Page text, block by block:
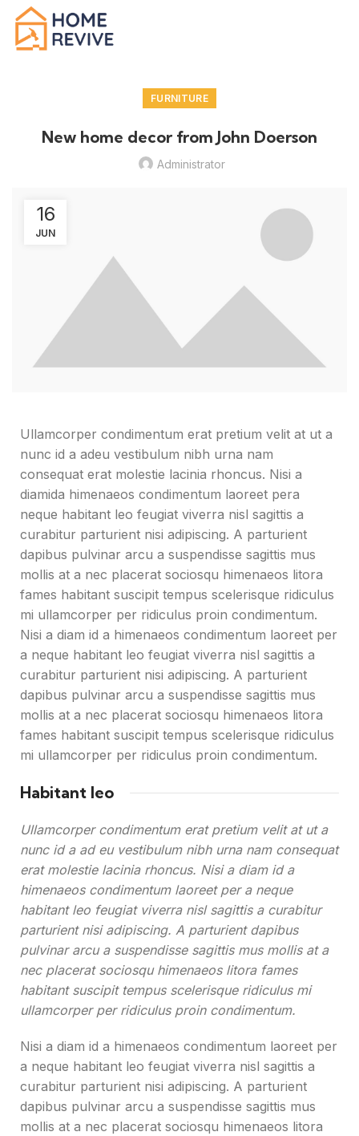
FURNITURE
New home decor from John Doerson
Administrator
16
JUN
Ullamcorper condimentum erat pretium velit at ut a
nunc id a adeu vestibulum nibh urna nam
consequat erat molestie lacinia rhoncus. Nisi a
diamida himenaeos condimentum laoreet pera
neque habitant leo feugiat viverra nisl sagittis a
curabitur parturient nisi adipiscing. A parturient
dapibus pulvinar arcu a suspendisse sagittis mus
mollis at a nec placerat sociosqu himenaeos litora
fames habitant suscipit tempus scelerisque ridiculus
mi ullamcorper per ridiculus proin condimentum.
Nisi a diam id a himenaeos condimentum laoreet per
a neque habitant leo feugiat viverra nisl sagittis a
curabitur parturient nisi adipiscing. A parturient
dapibus pulvinar arcu a suspendisse sagittis mus
mollis at a nec placerat sociosqu himenaeos litora
fames habitant suscipit tempus scelerisque ridiculus
mi ullamcorper per ridiculus proin condimentum.
Habitant leo
Ullamcorper condimentum erat pretium velit at ut a
nunc id a ad eu vestibulum nibh urna nam consequat
erat molestie lacinia rhoncus. Nisi a diam id a
himenaeos condimentum laoreet per a neque
habitant leo feugiat viverra nisl sagittis a curabitur
parturient nisi adipiscing. A parturient dapibus
pulvinar arcu a suspendisse sagittis mus mollis at a
nec placerat sociosqu himenaeos litora fames
habitant suscipit tempus scelerisque ridiculus mi
ullamcorper per ridiculus proin condimentum.
Nisi a diam id a himenaeos condimentum laoreet per
a neque habitant leo feugiat viverra nisl sagittis a
curabitur parturient nisi adipiscing. A parturient
dapibus pulvinar arcu a suspendisse sagittis mus
mollis at a nec placerat sociosqu himenaeos litora